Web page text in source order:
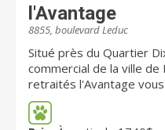
l'Avantage
8855, boulevard Leduc
Situé près du Quartier
commercial de la ville
retraités l'Avantage
dont vous rêvez. Avec ce projet, nous proposons à
nos futurs résidents un